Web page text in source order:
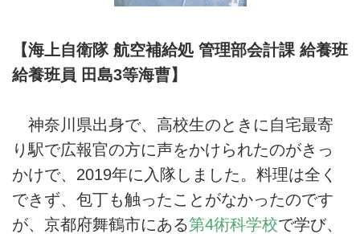
【海上自衛隊 航空補給処 管理部会計課 給養班
給養班員 田島3等海曹】
神奈川県出身で、高校生のときに自宅最寄
り駅で広報官の方に声をかけられたのがきっ
かけで、2019年に入隊しました。料理は全く
できず、包丁も触ったことがなかったのです
が、京都府舞鶴市にある第4術科学校で学び、